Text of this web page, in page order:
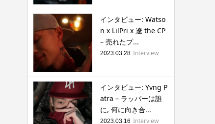
インタビュー: Watso
n x LilPri x 遼 the CP
– 売れたプ...
2023.03.28 Interview
インタビュー: Yvng P
atra – ラッパーは誰
に, 何に向き合...
2023.03.16 Interview